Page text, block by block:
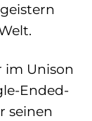
im Unison
Ended-
seinen